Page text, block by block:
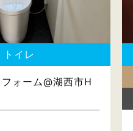
トイレ
ォーム@湖西市H